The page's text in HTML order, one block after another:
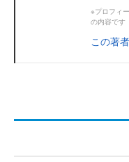
※プロフィ
の内容です
この著